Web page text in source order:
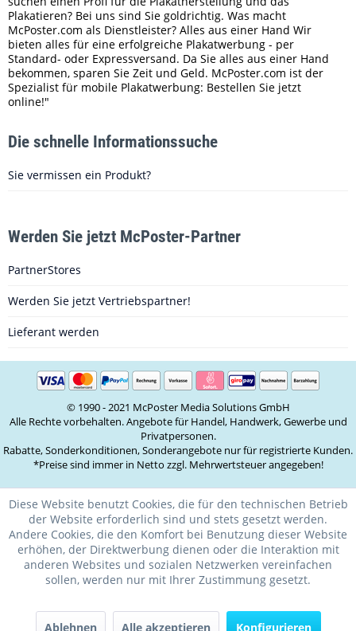
Plakatieren? Bei uns sind Sie goldrichtig. Was macht
McPoster.com als Dienstleister? Alles aus einer Hand Wir
bieten alles für eine erfolgreiche Plakatwerbung - per
Standard- oder Expressversand. Da Sie alles aus einer Hand
bekommen, sparen Sie Zeit und Geld. McPoster.com ist der
Spezialist für mobile Plakatwerbung: Bestellen Sie jetzt
online!"
Die schnelle Informationssuche
Sie vermissen ein Produkt?
Werden Sie jetzt McPoster-Partner
PartnerStores
Werden Sie jetzt Vertriebspartner!
Lieferant werden
© 1990 - 2021 McPoster Media Solutions GmbH
Alle Rechte vorbehalten. Angebote für Handel, Handwerk, Gewerbe und
Privatpersonen.
Rabatte, Sonderkonditionen, Sonderangebote nur für registrierte Kunden.
*Preise sind immer in Netto zzgl. Mehrwertsteuer angegeben!
Diese Website benutzt Cookies, die für den technischen Betrieb
der Website erforderlich sind und stets gesetzt werden.
Andere Cookies, die den Komfort bei Benutzung dieser Website
erhöhen, der Direktwerbung dienen oder die Interaktion mit
anderen Websites und sozialen Netzwerken vereinfachen
sollen, werden nur mit Ihrer Zustimmung gesetzt.
Ablehnen Alle akzeptieren Konfigurieren